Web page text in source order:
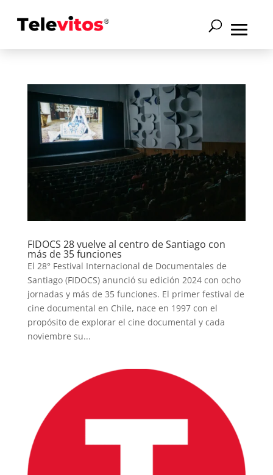
FIDOCS 28 vuelve al centro de Santiago con
más de 35 funciones
El 28° Festival Internacional de Documentales de
Santiago (FIDOCS) anunció su edición 2024 con ocho
jornadas y más de 35 funciones. El primer festival de
cine documental en Chile, nace en 1997 con el
propósito de explorar el cine documental y cada
noviembre su...